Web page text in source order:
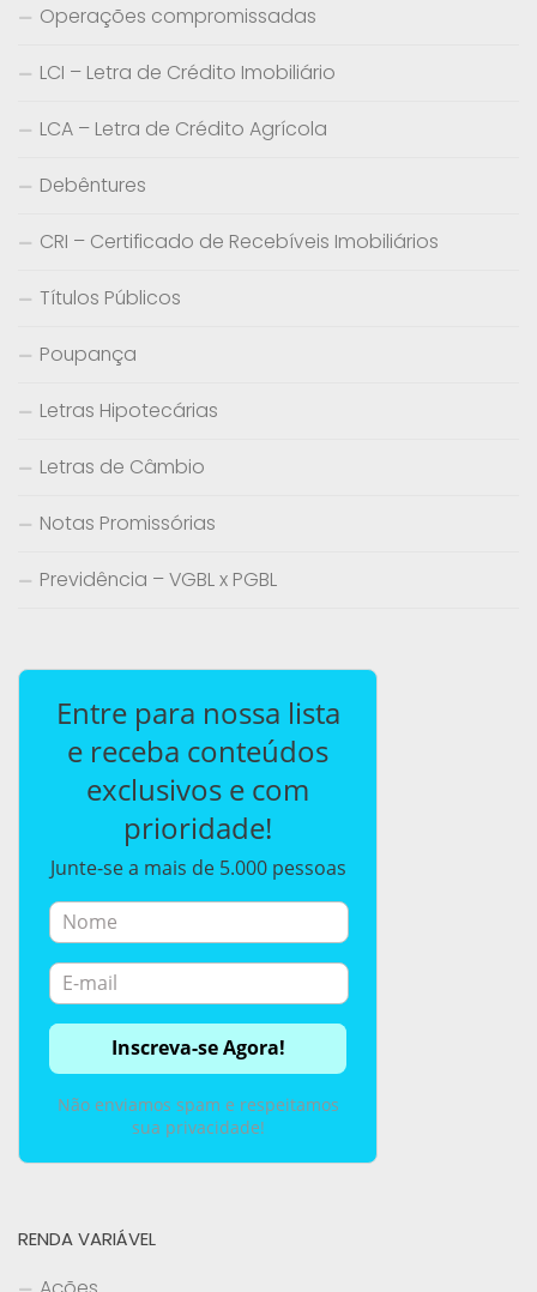
Operações compromissadas
LCI – Letra de Crédito Imobiliário
LCA – Letra de Crédito Agrícola
Debêntures
CRI – Certificado de Recebíveis Imobiliários
Títulos Públicos
Poupança
Letras Hipotecárias
Letras de Câmbio
Notas Promissórias
Previdência – VGBL x PGBL
Entre para nossa lista
e receba conteúdos
exclusivos e com
prioridade!
Junte-se a mais de 5.000 pessoas
Não enviamos spam e respeitamos
sua privacidade!
RENDA VARIÁVEL